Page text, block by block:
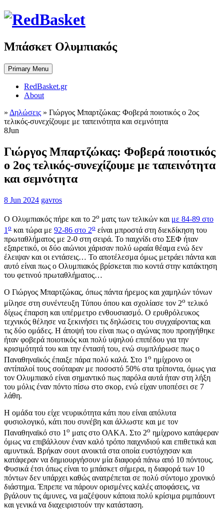
Skip
Μπάσκετ Ολυμπιακός
Primary Menu
RedBasket.gr
About
» Δηλώσεις » Γιώργος Μπαρτζώκας: Φοβερά ποιοτικός ο 2ος
τελικός-συνεχίζουμε με ταπεινότητα και σεμνότητα
8Jun
Γιώργος Μπαρτζώκας: Φοβερά ποιοτικός
ο 2ος τελικός-συνεχίζουμε με ταπεινότητα
και σεμνότητα
8 Jun 2024 gavros
Ο Ολυμπιακός πήρε και το 2ο ματς των τελικών και με 84-89 στο
1 ο και τώρα με 92-86 στο 2ο είναι μπροστά στη διεκδίκηση του
πρωταθλήματος με 2-0 στη σειρά. Το παιχνίδι στο ΣΕΦ ήταν
εξαιρετικό, οι δύο αιώνιοι χάρισαν πολύ ωραία θέαμα ενώ δεν
έλειψαν και οι εντάσεις… Το αποτέλεσμα όμως μετράει πάντα και
αυτό είναι πως ο Ολυμπιακός βρίσκεται πιο κοντά στην κατάκτηση
του φετινού πρωταθλήματος…
Ο Γιώργος Μπαρτζώκας, όπως πάντα ήρεμος και χαμηλών τόνων
μίλησε στη συνέντευξη Τύπου όπου και σχολίασε τον 2ο τελικό
δίχως έπαρση και υπέρμετρο ενθουσιασμό. Ο ερυθρόλευκος
τεχνικός θέλησε να ξεκινήσει τις δηλώσεις του συγχαίροντας και
τις δύο ομάδες. Η άποψή του είναι πως ο αγώνας που προηγήθηκε
ήταν φοβερά ποιοτικός και πολύ υψηλού επιπέδου για την
κρισιμότητά του και την έντασή του, ενώ συμπλήρωσε πως ο
Παναθηναϊκός έπαιξε πάρα πολύ καλά. Στο 1 ο ημίχρονο οι
αντίπαλοί τους σούταραν με ποσοστό 50% στα τρίποντα, όμως για
τον Ολυμπιακό είναι σημαντικό πως παρόλα αυτά ήταν στη λήξη
του μόλις έναν πόντο πίσω στο σκορ, ενώ είχαν υποπέσει σε 7
λάθη.
Η ομάδα του είχε νευρικότητα κάτι που είναι απόλυτα
φυσιολογικό, κάτι που συνέβη και άλλωστε και με τον
Παναθηναϊκό στο 1 ο ματς στο ΟΑΚΑ. Στο 2ο ημίχρονο κατάφεραν
όμως να επιβάλλουν έναν καλό τρόπο παιχνιδιού και επιθετικά και
αμυντικά. Βρήκαν σουτ ανοικτά στα οποία ευστόχησαν και
κατάφεραν να δημιουργήσουν μία διαφορά πάνω από 10 πόντους.
Φυσικά έτσι όπως είναι το μπάσκετ σήμερα, η διαφορά των 10
πόντων δεν υπάρχει καθώς ανατρέπεται σε πολύ σύντομο χρονικό
διάστημα. Έπρεπε να πάρουν ορισμένες καλές αποφάσεις, να
βγάλουν τις άμυνες, να μαζέψουν κάποια πολύ κρίσιμα ριμπάουντ
και γενικά να διαχειριστούν την κατάσταση.